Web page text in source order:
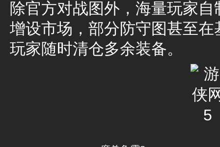
除官方对战图外，海量玩家
增设市场，部分防守图甚至
玩家随时清仓多余装备。